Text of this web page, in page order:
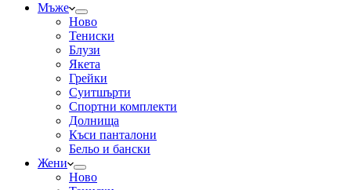
Мъже
Ново
Тениски
Блузи
Якета
Грейки
Суитшърти
Спортни комплекти
Долнища
Къси панталони
Бельо и бански
Жени
Ново